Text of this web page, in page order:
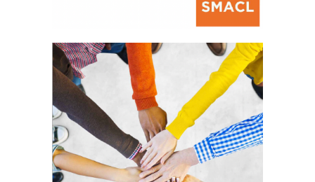
La prévention des conflits
d’intérêts
18 septembre 2023
FEUILLETER